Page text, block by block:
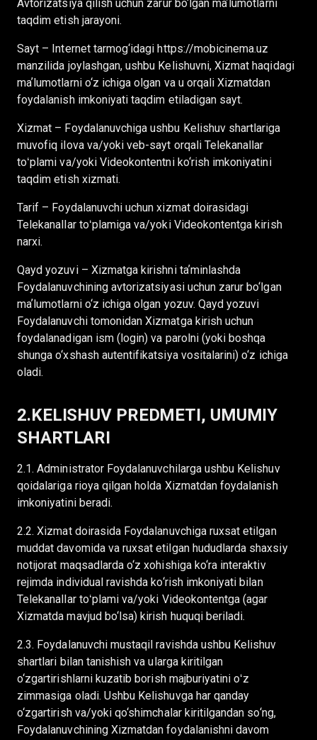
Avtorizatsiya qilish uchun zarur bo‘lgan maʼlumotlarni
taqdim etish jarayoni.
Sayt – Internet tarmog‘idagi https://mobicinema.uz
manzilida joylashgan, ushbu Kelishuvni, Xizmat haqidagi
maʼlumotlarni o‘z ichiga olgan va u orqali Xizmatdan
foydalanish imkoniyati taqdim etiladigan sayt.
Xizmat – Foydalanuvchiga ushbu Kelishuv shartlariga
muvofiq ilova va/yoki veb-sayt orqali Telekanallar
toʻplami va/yoki Videokontentni ko‘rish imkoniyatini
taqdim etish xizmati.
Tarif – Foydalanuvchi uchun xizmat doirasidagi
Telekanallar toʻplamiga va/yoki Videokontentga kirish
narxi.
Qayd yozuvi – Xizmatga kirishni taʼminlashda
Foydalanuvchining avtorizatsiyasi uchun zarur bo‘lgan
maʼlumotlarni o‘z ichiga olgan yozuv. Qayd yozuvi
Foydalanuvchi tomonidan Xizmatga kirish uchun
foydalanadigan ism (login) va parolni (yoki boshqa
shunga o‘xshash autentifikatsiya vositalarini) o‘z ichiga
oladi.
2.KELISHUV PREDMETI, UMUMIY
SHARTLARI
2.1. Administrator Foydalanuvchilarga ushbu Kelishuv
qoidalariga rioya qilgan holda Xizmatdan foydalanish
imkoniyatini beradi.
2.2. Xizmat doirasida Foydalanuvchiga ruxsat etilgan
muddat davomida va ruxsat etilgan hududlarda shaxsiy
notijorat maqsadlarda o‘z xohishiga ko‘ra interaktiv
rejimda individual ravishda ko‘rish imkoniyati bilan
Telekanallar toʻplami va/yoki Videokontentga (agar
Xizmatda mavjud bo‘lsa) kirish huquqi beriladi.
2.3. Foydalanuvchi mustaqil ravishda ushbu Kelishuv
shartlari bilan tanishish va ularga kiritilgan
o‘zgartirishlarni kuzatib borish majburiyatini oʻz
zimmasiga oladi. Ushbu Kelishuvga har qanday
o‘zgartirish va/yoki qo‘shimchalar kiritilgandan so‘ng,
Foydalanuvchining Xizmatdan foydalanishni davom